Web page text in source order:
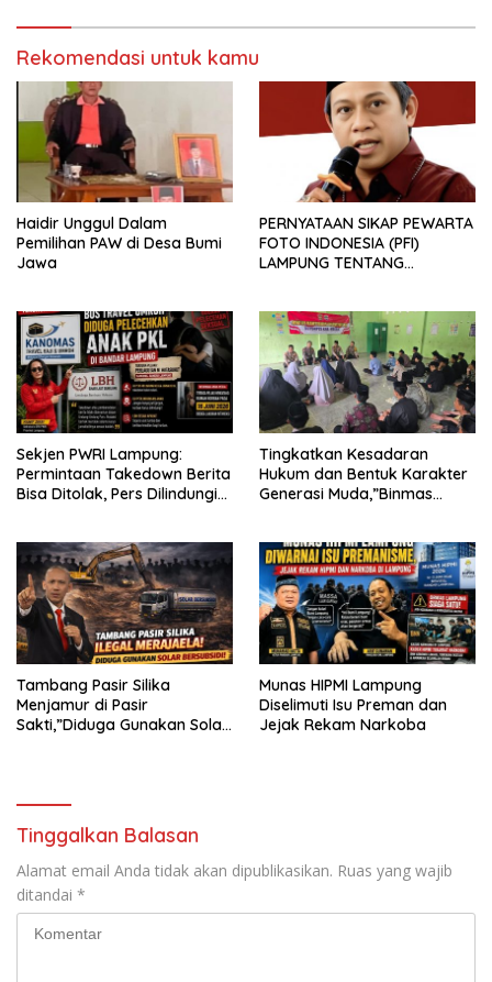
Rekomendasi untuk kamu
Haidir Unggul Dalam
Pemilihan PAW di Desa Bumi
Jawa
PERNYATAAN SIKAP PEWARTA
FOTO INDONESIA (PFI)
LAMPUNG TENTANG
TERHADAP JURNALIS DI
PENGADILAN NEGERI
TANJUNG KARANG.
Sekjen PWRI Lampung:
Permintaan Takedown Berita
Bisa Ditolak, Pers Dilindungi
Tingkatkan Kesadaran
Hukum dan Bentuk Karakter
Generasi Muda,”Binmas
fikri
Tambang Pasir Silika
Menjamur di Pasir
Sakti,”Diduga Gunakan Solar
Munas HIPMI Lampung
Diselimuti Isu Preman dan
Jejak Rekam Narkoba
Tinggalkan Balasan
Alamat email Anda tidak akan dipublikasikan. Ruas yang wajib
ditandai *